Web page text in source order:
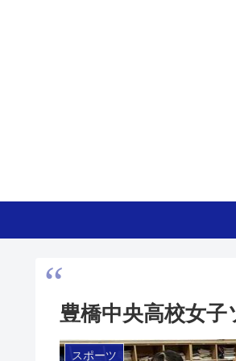
豊橋中央高校女
スポーツ